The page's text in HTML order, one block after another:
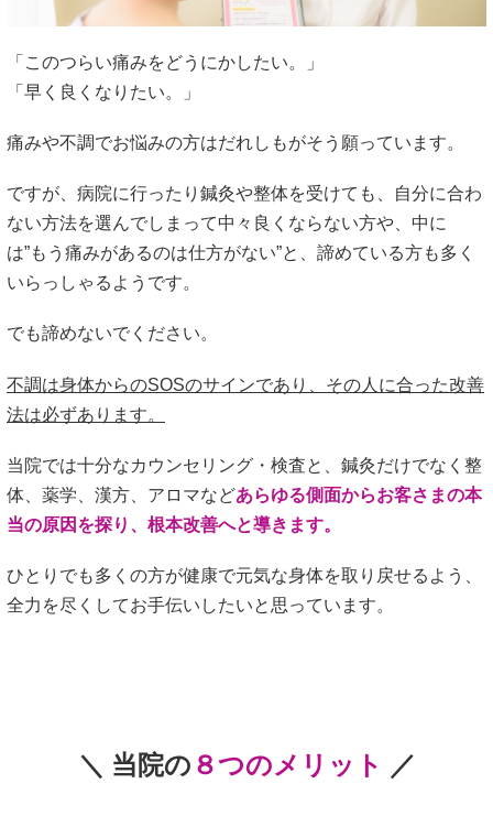
「このつらい痛みをどうにかしたい。」
「早く良くなりたい。」
痛みや不調でお悩みの方はだれしもがそう願っています。
ですが、病院に行ったり鍼灸や整体を受けても、自分に合わ
ない方法を選んでしまって中々良くならない方や、中に
は”もう痛みがあるのは仕方がない”と、諦めている方も多く
いらっしゃるようです。
でも諦めないでください。
不調は身体からのSOSのサインであり、その人に合った改善
法は必ずあります。
当院では十分なカウンセリング・検査と、鍼灸だけでなく整
体、薬学、漢方、アロマなどあらゆる側面からお客さまの本
当の原因を探り、根本改善へと導きます。
ひとりでも多くの方が健康で元気な身体を取り戻せるよう、
全力を尽くしてお手伝いしたいと思っています。
＼ 当院の ８つのメリット ／